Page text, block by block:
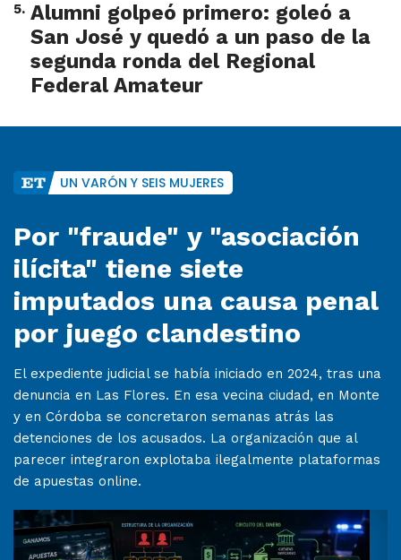
5. Alumni golpeó primero: goleó a
San José y quedó a un paso de la
segunda ronda del Regional
Federal Amateur
UN VARÓN Y SEIS MUJERES
Por "fraude" y "asociación
ilícita" tiene siete
imputados una causa penal
por juego clandestino
El expediente judicial se había iniciado en 2024, tras una
denuncia en Las Flores. En esa vecina ciudad, en Monte
y en Córdoba se concretaron semanas atrás las
detenciones de los acusados. La organización que al
parecer integraron explotaba ilegalmente plataformas
de apuestas online.